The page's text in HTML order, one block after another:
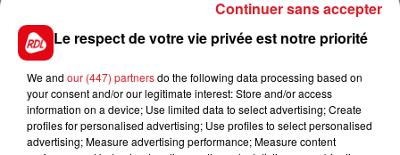
: Il trouve les pistes plates
plus à sa portée, courageux il se donne une chance
de rentrer dans les 6 premiers.
*******
En direct des pistes :
Les notes du Croise-Laroche :
Le respect de votre vie privée est notre priorité
We and our (447) partnersdo the following data processing based on
your consent and/or our legitimate interest: Store and/or access
information on a device; Use limited data to select advertising; Create
profiles for personalised advertising; Use profiles to select personalised
advertising; Measure advertising performance; Measure content
Continuer sans accepter